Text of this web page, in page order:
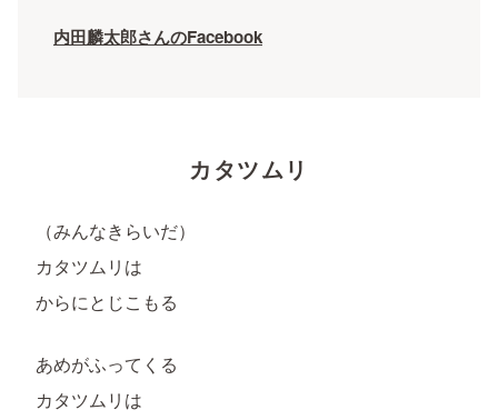
内田麟太郎さんのFacebook
カタツムリ
（みんなきらいだ）
カタツムリは
からにとじこもる
あめがふってくる
カタツムリは